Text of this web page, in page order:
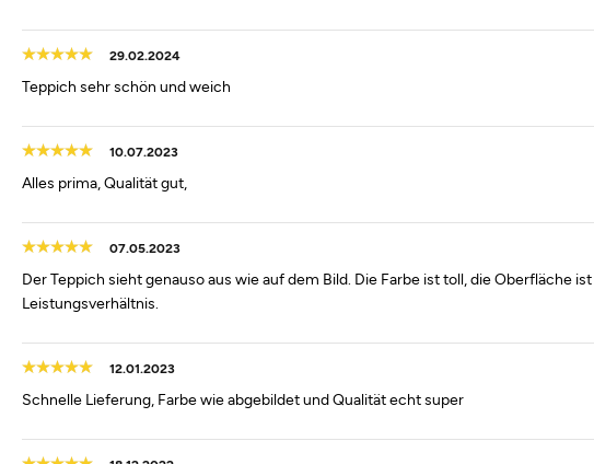
29.02.2024
Teppich sehr schön und weich
10.07.2023
Alles prima, Qualität gut,
07.05.2023
Der Teppich sieht genauso aus wie auf dem Bild. Die Farbe ist toll, die Oberfläche
Leistungsverhältnis.
12.01.2023
Schnelle Lieferung, Farbe wie abgebildet und Qualität echt super